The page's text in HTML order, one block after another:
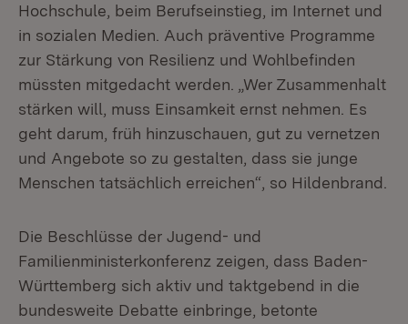
Hochschule, beim Berufseinstieg, im Internet und
in sozialen Medien. Auch präventive Programme
zur Stärkung von Resilienz und Wohlbefinden
müssten mitgedacht werden. „Wer Zusammenhalt
stärken will, muss Einsamkeit ernst nehmen. Es
geht darum, früh hinzuschauen, gut zu vernetzen
und Angebote so zu gestalten, dass sie junge
Menschen tatsächlich erreichen“, so Hildenbrand.
Die Beschlüsse der Jugend- und
Familienministerkonferenz zeigen, dass Baden-
Württemberg sich aktiv und taktgebend in die
bundesweite Debatte einbringe, betonte